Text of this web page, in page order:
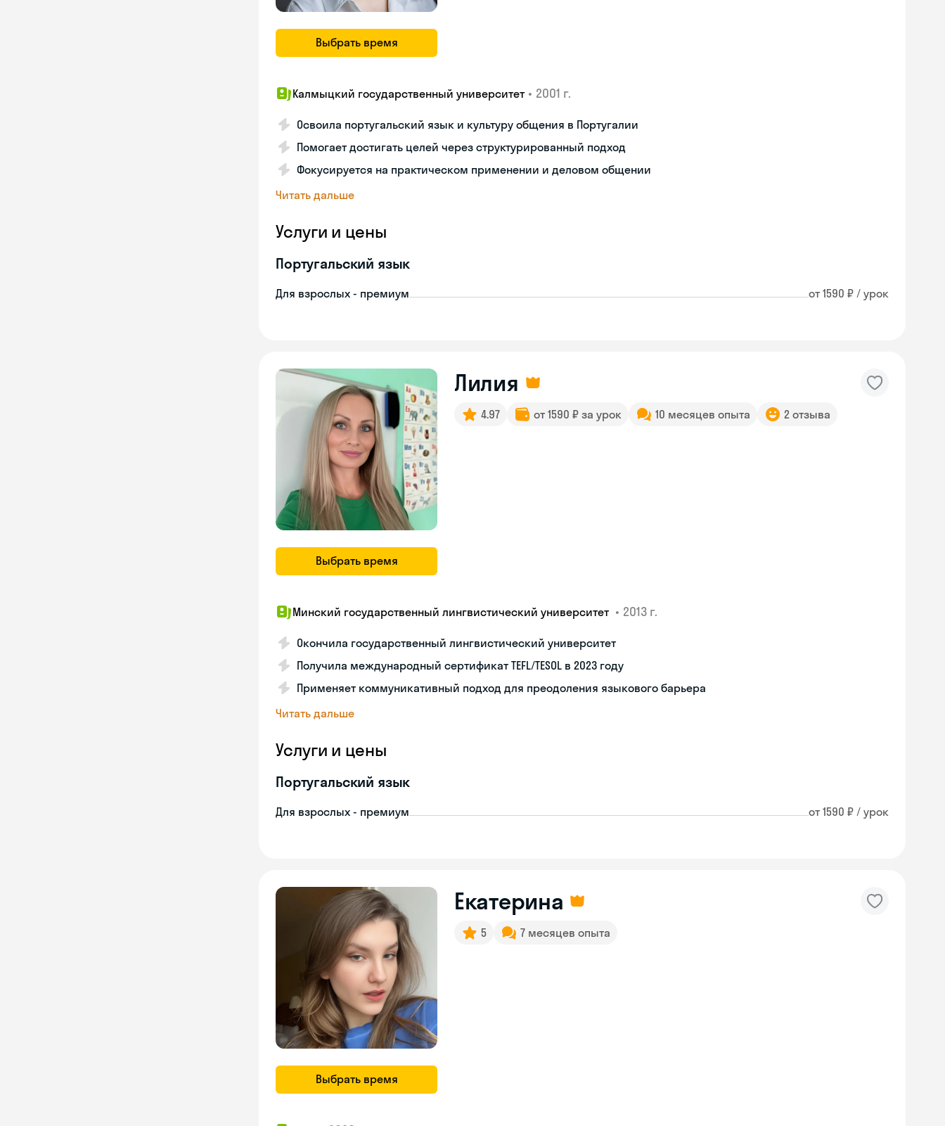
Выбрать время
Калмыцкий государственный университет • 2001 г.
Освоила португальский язык и культуру общения в Португалии
Помогает достигать целей через структурированный подход
Фокусируется на практическом применении и деловом общении
Читать дальше
Услуги и цены
Португальский язык
Для взрослых - премиум от 1590 ₽ / урок
Выбрать время
Лилия
4.97 от 1590 ₽ за урок 10 месяцев опыта 2 отзыва
Минский государственный лингвистический университет • 2013 г.
Окончила государственный лингвистический университет
Получила международный сертификат TEFL/TESOL в 2023 году
Применяет коммуникативный подход для преодоления языкового барьера
Читать дальше
Услуги и цены
Португальский язык
Для взрослых - премиум от 1590 ₽ / урок
Выбрать время
Екатерина
5 7 месяцев опыта